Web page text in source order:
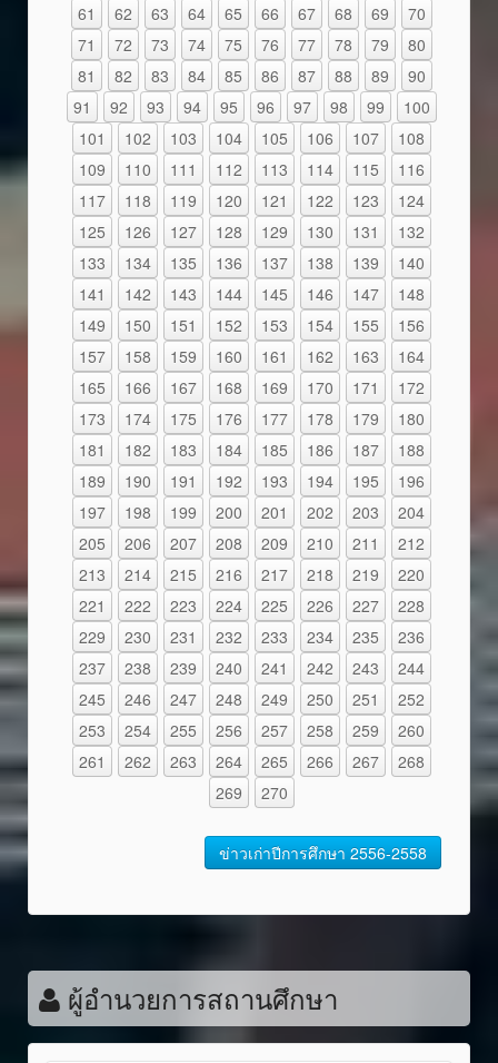
61
62 63 64 65 66 67 68 69
70
71
72 73 74 75 76 77 78 79
80
81
82 83 84 85 86 87 88 89
90
91
92 93 94 95 96 97 98 99
100
101
102 103 104 105 106 107
108
109
110 111 112 113 114 115
116
117
118 119 120 121 122 123
124
125
126 127 128 129 130 131
132
133
134 135 136 137 138 139
140
141
142 143 144 145 146 147
148
149
150 151 152 153 154 155
156
157
158 159 160 161 162 163
164
165
166 167 168 169 170 171
172
173
174 175 176 177 178 179
180
181
182 183 184 185 186 187
188
189
190 191 192 193 194 195
196
197
198 199 200 201 202 203
204
205
206 207 208 209 210 211
212
213
214 215 216 217 218 219
220
221
222 223 224 225 226 227
228
229
230 231 232 233 234 235
236
237
238 239 240 241 242 243
244
245
246 247 248 249 250 251
252
253
254 255 256 257 258 259
260
261
262 263 264 265 266 267
268
269
270
ข่าวเก่าปีการศึกษา 2556-2558
ผู้อำนวยการสถานศึกษา